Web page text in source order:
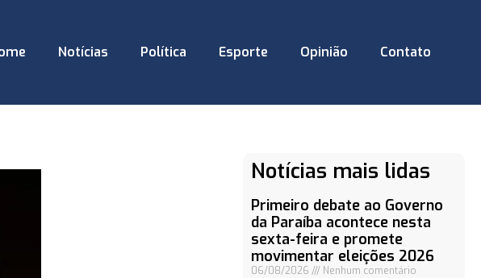
Notícias Política Esporte Opinião Contato
Notícias mais lidas
Primeiro debate ao Governo
da Paraíba acontece nesta
sexta-feira e promete
movimentar eleições 2026
06/08/2026 Nenhum comentário